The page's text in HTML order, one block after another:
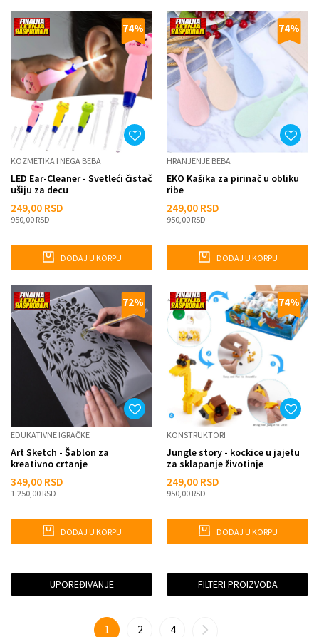
74%
KOZMETIKA I NEGA BEBA
LED Ear-Cleaner - Svetleći čistač
ušiju za decu
249,00 RSD
950,00RSD
DODAJ U KORPU
74%
HRANJENJE BEBA
EKO Kašika za pirinač u obliku
ribe
249,00 RSD
950,00RSD
DODAJ U KORPU
72%
EDUKATIVNE IGRAČKE
Art Sketch - Šablon za
kreativno crtanje
349,00 RSD
1.250,00RSD
DODAJ U KORPU
74%
KONSTRUKTORI
Jungle story - kockice u jajetu
za sklapanje životinje
249,00 RSD
950,00RSD
DODAJ U KORPU
UPOREĐIVANJE FILTERI PROIZVODA
1 2 4